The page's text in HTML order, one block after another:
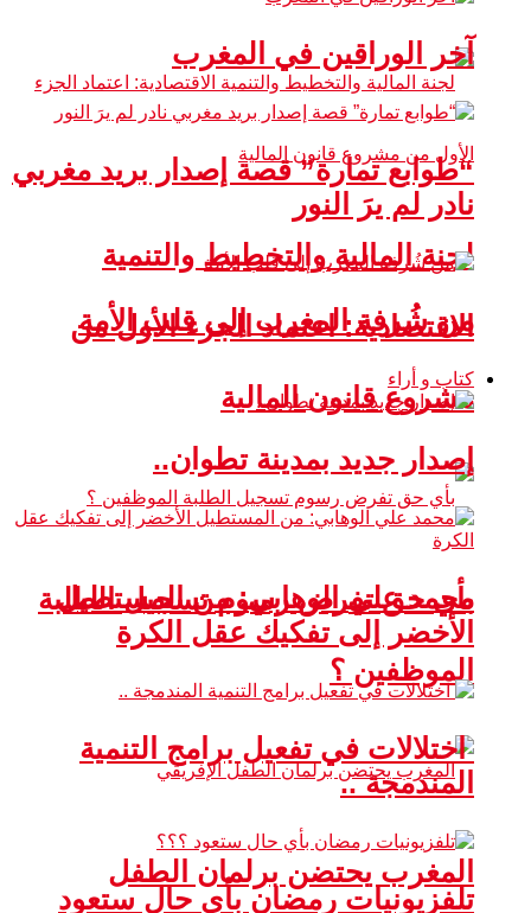
لجنة المالية والتخطيط والتنمية
الاقتصادية: اعتماد الجزء الأول من
مشروع قانون المالية
بأي حق تفرض رسوم تسجيل الطلبة
الموظفين ؟
المغرب يحتضن برلمان الطفل
آخر الوراقين في المغرب
“طوابع تمارة” قصة إصدار بريد مغربي
نادر لم يرَ النور
من شُرفة المغرب إلى قلب الأمة
كتاب و أراء
إصدار جديد بمدينة تطوان..
محمد علي الوهابي: من المستطيل
الأخضر إلى تفكيك عقل الكرة
اختلالات في تفعيل برامج التنمية
المندمجة ..
تلفزيونيات رمضان بأي حال ستعود